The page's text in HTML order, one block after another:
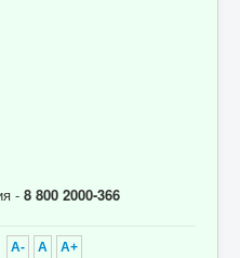
- 8 800 2000-366
A- A A+